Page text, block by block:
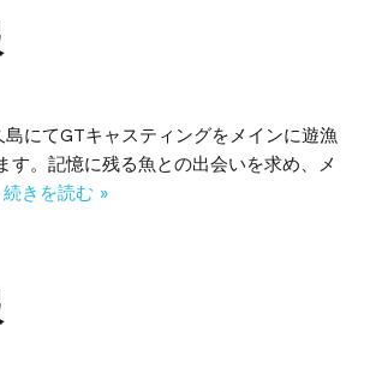
にてGTキャスティングをメインに遊漁
す。記憶に残る魚との出会いを求め、メ
続きを読む »